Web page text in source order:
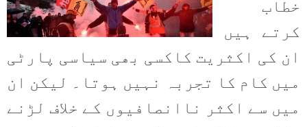
خطاب
کرتے ہیں
ان کی اکثریت کاکسی بھی سیاسی پارٹی
میں کام کا تجربہ نہیں ہوتا۔ لیکن ان
میں سے اکثر ناانصافیوں کے خلاف لڑنے